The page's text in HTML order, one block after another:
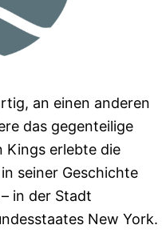
an einen anderen
das gegenteilige
Kings erlebte die
seiner Geschichte
in der Stadt
New York.